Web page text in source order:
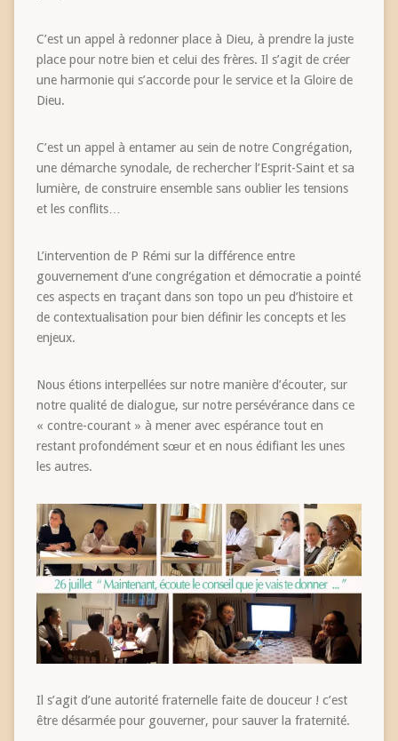
C’est un appel à redonner place à Dieu, à prendre la juste
place pour notre bien et celui des frères. Il s’agit de créer
une harmonie qui s’accorde pour le service et la Gloire de
Dieu.
C’est un appel à entamer au sein de notre Congrégation,
une démarche synodale, de rechercher l’Esprit-Saint et sa
lumière, de construire ensemble sans oublier les tensions
et les conflits…
L’intervention de P Rémi sur la différence entre
gouvernement d’une congrégation et démocratie a pointé
ces aspects en traçant dans son topo un peu d’histoire et
de contextualisation pour bien définir les concepts et les
enjeux.
Nous étions interpellées sur notre manière d’écouter, sur
notre qualité de dialogue, sur notre persévérance dans ce
« contre-courant » à mener avec espérance tout en
restant profondément sœur et en nous édifiant les unes
les autres.
Il s’agit d’une autorité fraternelle faite de douceur ! c’est
être désarmée pour gouverner, pour sauver la fraternité.